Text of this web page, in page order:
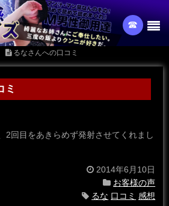
☎︎
るなさんへの口コミ
ミ
2回目をあきらめず発射させてくれまし
2014年6月10日
お客様の声
るな 口コミ 感想